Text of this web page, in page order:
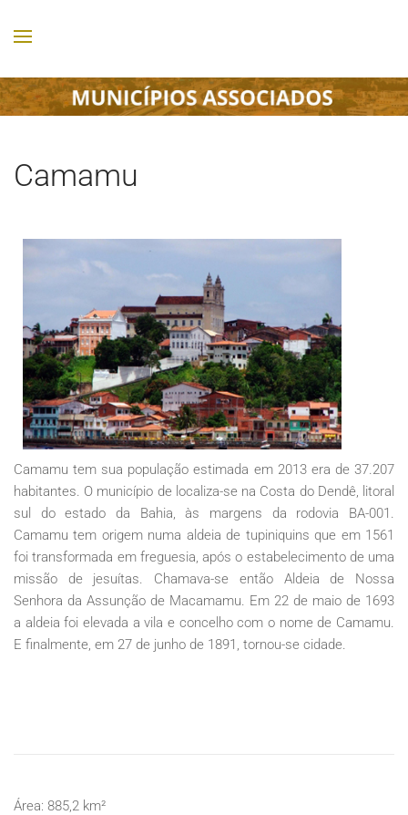
Camamu
Camamu tem sua população estimada em 2013 era de 37.207
habitantes. O município de localiza-se na Costa do Dendê, litoral
sul do estado da Bahia, às margens da rodovia BA-001.
Camamu tem origem numa aldeia de tupiniquins que em 1561
foi transformada em freguesia, após o estabelecimento de uma
missão de jesuítas. Chamava-se então Aldeia de Nossa
Senhora da Assunção de Macamamu. Em 22 de maio de 1693
a aldeia foi elevada a vila e concelho com o nome de Camamu.
E finalmente, em 27 de junho de 1891, tornou-se cidade.
Área: 885,2 km²